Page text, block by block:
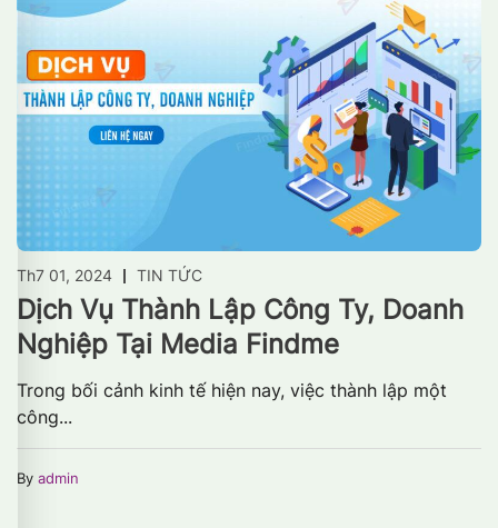
Th7 01, 2024 TIN TỨC
Dịch Vụ Thành Lập Công Ty, Doanh
Nghiệp Tại Media Findme
Trong bối cảnh kinh tế hiện nay, việc thành lập một
công...
By admin